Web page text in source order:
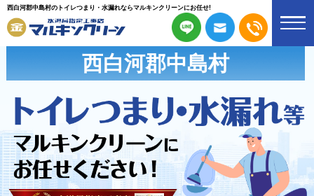
西白河郡中島村のトイレつまり・水漏れならマルキンクリーンにお任せ!
西白河郡中島村